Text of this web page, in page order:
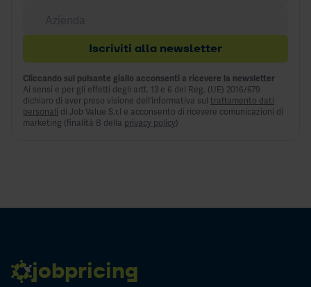
Iscriviti alla newsletter
Cliccando sul pulsante giallo acconsenti a ricevere la newsletter
Ai sensi e per gli effetti degli artt. 13 e 6 del Reg. (UE) 2016/679
dichiaro di aver preso visione dell’informativa sul trattamento dati
personali di Job Value S.r.l e acconsento di ricevere comunicazioni di
marketing (finalità B della privacy policy)
jobpricing